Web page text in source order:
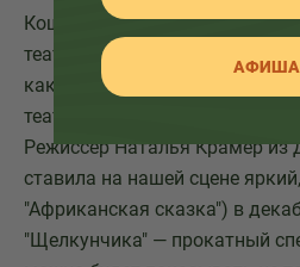
Кощей к Яге свататься ходил"
театра с 1994 года! Кощей,
как видим, так до сих пор и не
театре готовится несколько
Режиссер Наталья Крамер из
ставила на нашей сцене
"Африканская сказка") в
"Щелкунчика" — прокатный
АФИША